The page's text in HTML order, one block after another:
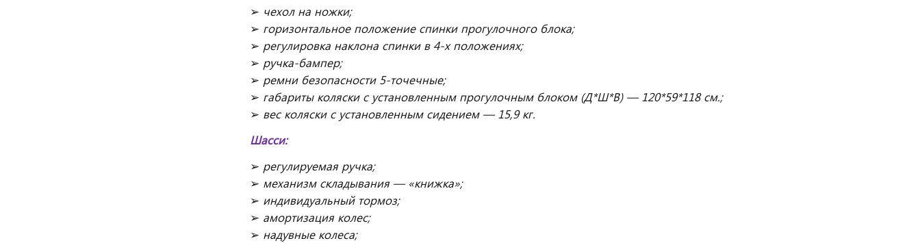
➢ чехол на ножки;
➢ горизонтальное положение спинки прогулочного блока;
➢ регулировка наклона спинки в 4-х положениях;
➢ ручка-бампер;
➢ ремни безопасности 5-точечные;
➢ габариты коляски с установленным прогулочным блоком (Д*Ш*В) — 120*59*118 см.;
➢ вес коляски с установленным сидением — 15,9 кг.
Шасси:
➢ регулируемая ручка;
➢ механизм складывания — «книжка»;
➢ индивидуальный тормоз;
➢ амортизация колес;
➢ надувные колеса;